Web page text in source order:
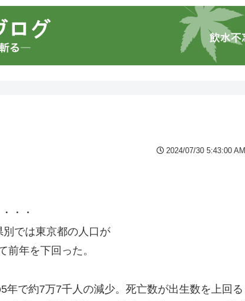
2024/07/30 5:43:00 AM
・・
では東京都の人口が
前年を下回った。
で約7万7千人の減少。死亡数が出生数を上回る